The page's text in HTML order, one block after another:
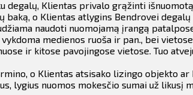
degalų, Klientas privalo grąžinti
o Klientas atlygins Bendrovei
naudoti nuomojamą įrangą
medienos ruoša ir pan., bei
ir kitose pavojingose vietose. Tuo
o Klientas atsisako lizingo objekto
lygius nuomos mokesčio sumai už likusį